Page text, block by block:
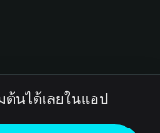
ต้นได้เลยในแอป